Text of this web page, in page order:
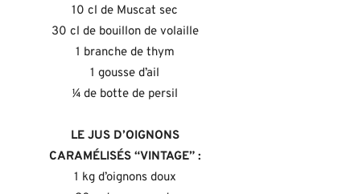
10 cl de Muscat sec
30 cl de bouillon de volaille
1 branche de thym
1 gousse d’ail
¼ de botte de persil
LE JUS D’OIGNONS
CARAMÉLISÉS “VINTAGE” :
1 kg d’oignons doux